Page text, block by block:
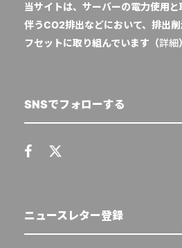
当サイトは、サーバーの電力使用
伴うCO2排出などにおいて、排出
フセットに取り組んでいます（詳細
SNSでフォローする
ニュースレター登録